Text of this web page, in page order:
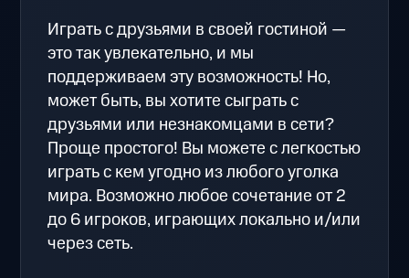
Играть с друзьями в своей гостиной —
это так увлекательно, и мы
поддерживаем эту возможность! Но,
может быть, вы хотите сыграть с
друзьями или незнакомцами в сети?
Проще простого! Вы можете с легкостью
играть с кем угодно из любого уголка
мира. Возможно любое сочетание от 2
до 6 игроков, играющих локально и/или
через сеть.